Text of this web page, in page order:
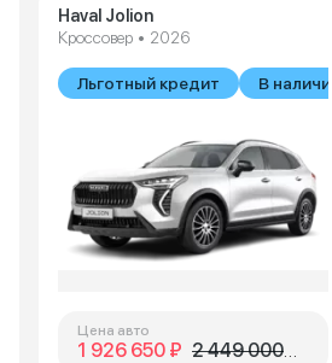
Haval Jolion
Кроссовер • 2026
Льготный кредит В наличии
Цена авто
1 926 650 ₽ 2 449 000 ₽